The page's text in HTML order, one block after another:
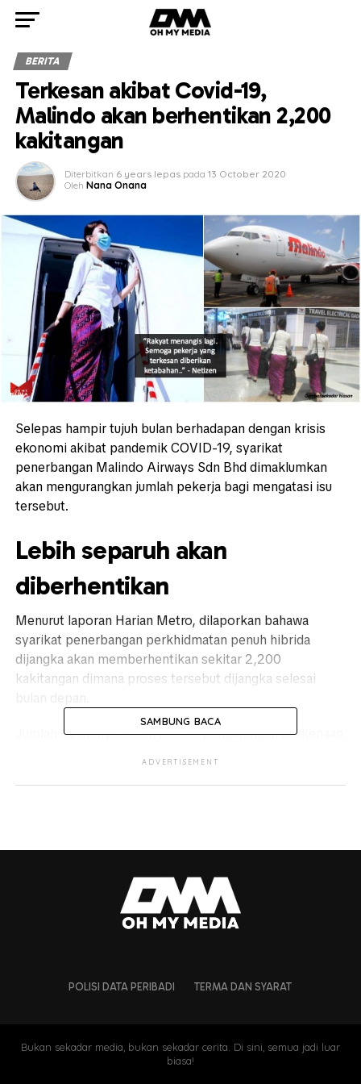
BERITA
Terkesan akibat Covid-19,
Malindo akan berhentikan 2,200
kakitangan
Diterbitkan 6 years lepas pada 13 October 2020
Oleh Nana Onana
Selepas hampir tujuh bulan berhadapan dengan krisis
ekonomi akibat pandemik COVID-19, syarikat
penerbangan Malindo Airways Sdn Bhd dimaklumkan
akan mengurangkan jumlah pekerja bagi mengatasi isu
tersebut.
Lebih separuh akan
diberhentikan
Menurut laporan Harian Metro, dilaporkan bahawa
syarikat penerbangan perkhidmatan penuh hibrida
dijangka akan memberhentikan sekitar 2,200
kakitangan dimana proses tersebut dijangka selesai
Jumlah itu menyaksikan proses pengurangan berkenaan
SAMBUNG BACA
ADVERTISEMENT
POLISI DATA PERIBADI TERMA DAN SYARAT
Bukan sekadar media, bukan sekadar cerita. Di sini, semua jadi luar
biasa!